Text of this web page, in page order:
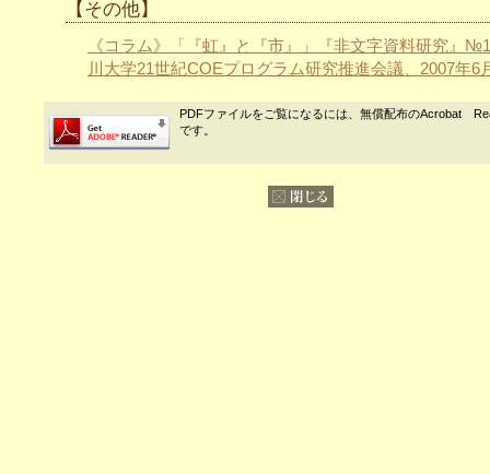
【その他】
《コラム》「『虹』と『市』」『非文字資料研究』
川大学21世紀COEプログラム研究推進会議、2007年6
PDFファイルをご覧になるには、無償配布のAcrobat
です。